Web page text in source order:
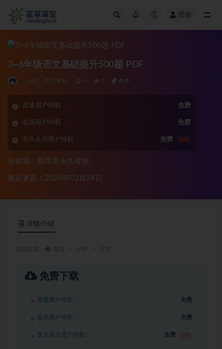
登录
3~6年级语文基础提升500题 PDF
小学 2 年前 0 3 免费
普通用户特权： 免费
会员用户特权： 免费
永久会员用户特权： 免费 推荐
有效期：购买后永久有效
最近更新：2024年03月24日
详情介绍
免费下载
普通用户特权： 免费
会员用户特权： 免费
永久会员用户特权： 免费